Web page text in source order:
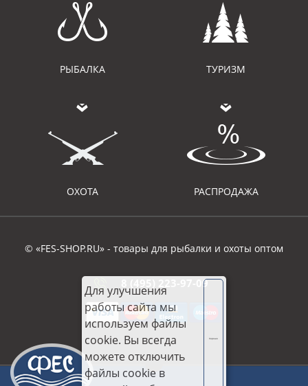
РЫБАЛКА ТУРИЗМ
ОХОТА РАСПРОДАЖА
© «FES-SHOP.RU» - товары для рыбалки и охоты оптом
8 (495) 223-97-09
Для улучшения
работы сайта мы
используем файлы
cookie. Вы всегда
можете отключить
файлы cookie в
Хорошо